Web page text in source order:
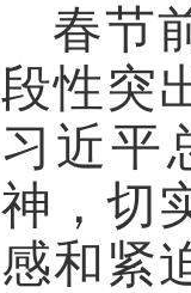
春节
段性突
习近平
神，切
感和紧